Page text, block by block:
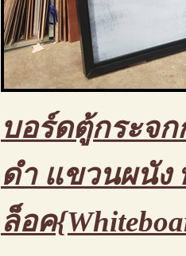
บอร์ดตู้กระจ
ดำ แขวนผนัง
ล็อค